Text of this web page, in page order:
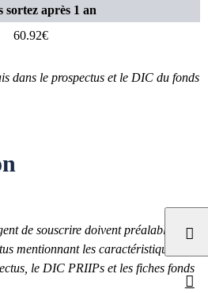
sortez après 1 an
60.92€
dans le prospectus et le DIC du fonds
de souscrire doivent préalablement
mentionnant les caractéristiques, les
le DIC PRIIPs et les fiches fonds